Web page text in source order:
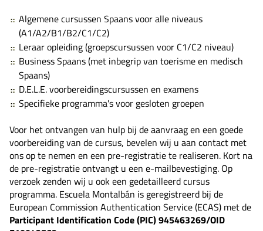
Algemene cursussen Spaans voor alle niveaus
(A1/A2/B1/B2/C1/C2)
Leraar opleiding (groepscursussen voor C1/C2 niveau)
Business Spaans (met inbegrip van toerisme en medisch
Spaans)
D.E.L.E. voorbereidingscursussen en examens
Specifieke programma's voor gesloten groepen
Voor het ontvangen van hulp bij de aanvraag en een goede
voorbereiding van de cursus, bevelen wij u aan contact met
ons op te nemen en een pre-registratie te realiseren. Kort na
de pre-registratie ontvangt u een e-mailbevestiging. Op
verzoek zenden wij u ook een gedetailleerd cursus
programma. Escuela Montalbán is geregistreerd bij de
European Commission Authentication Service (ECAS) met de
Participant Identification Code (PIC)945463269/OID